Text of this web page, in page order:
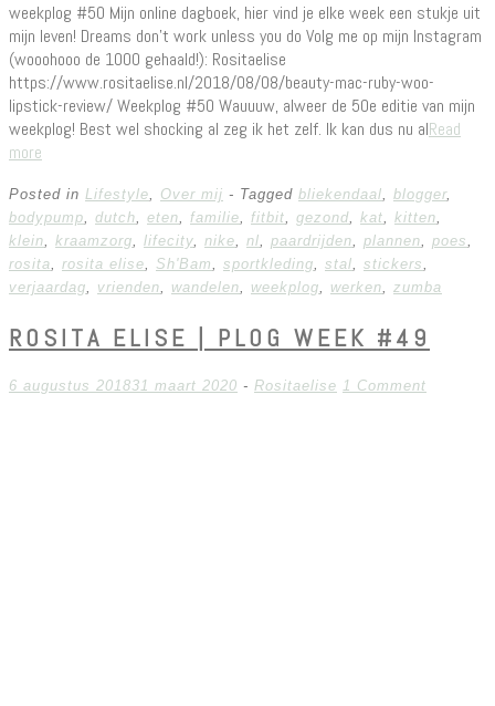
weekplog #50 Mijn online dagboek, hier vind je elke week een stukje uit
mijn leven! Dreams don’t work unless you do Volg me op mijn Instagram
(wooohooo de 1000 gehaald!): Rositaelise
https://www.rositaelise.nl/2018/08/08/beauty-mac-ruby-woo-
lipstick-review/ Weekplog #50 Wauuuw, alweer de 50e editie van mijn
weekplog! Best wel shocking al zeg ik het zelf. Ik kan dus nu alRead
more
Posted in Lifestyle, Over mij - Tagged bliekendaal, blogger,
bodypump, dutch, eten, familie, fitbit, gezond, kat, kitten,
klein, kraamzorg, lifecity, nike, nl, paardrijden, plannen, poes,
rosita, rosita elise, Sh'Bam, sportkleding, stal, stickers,
verjaardag, vrienden, wandelen, weekplog, werken, zumba
ROSITA ELISE | PLOG WEEK #49
6 augustus 201831 maart 2020 - Rositaelise 1 Comment